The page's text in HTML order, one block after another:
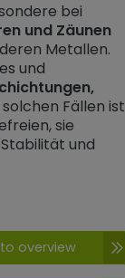
bei
und Zäunen
Metallen.
und
Fällen ist
sie
und
overview